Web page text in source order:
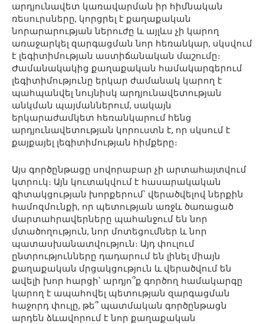
արդյունավետ կառավարման իր հիմնական
ռեսուրսները, կորցրել է քաղաքական
նորարարության ներուժը և այլևս չի կարող
առաջարկել զարգացման նոր հեռանկար, սկսվում
է լեգիտիմության աստիճանական մաշումը։
Ժամանակակից քաղաքական համակարգերում
լեգիտիմությունը երկար ժամանակ կարող է
պահպանվել նույնիսկ արդյունավետության
անկման պայմաններում, սակայն
երկարաժամկետ հեռանկարում հենց
արդյունավետության կորուստն է, որ սկսում է
քայքայել լեգիտիմության հիմքերը։
Այս գործընթացը սովորաբար չի արտահայտվում
կտրուկ։ Այն կուտակվում է հասարակական
գիտակցության խորքերում՝ վերածվելով ներքին
համոզմունքի, որ պետության առջև ծառացած
մարտահրավերները պահանջում են նոր
մտածողություն, նոր մոտեցումներ և նոր
պատասխանատվություն։ Այդ փուլում
ընտրությունները դադարում են լինել միայն
քաղաքական մրցակցություն և վերածվում են
ավելի խոր հարցի՝ արդյո՞ք գործող համակարգը
կարող է ապահովել պետության զարգացման
հաջորդ փուլը, թե՞ պատմական գործընթացն
արդեն ձևավորում է նոր քաղաքական